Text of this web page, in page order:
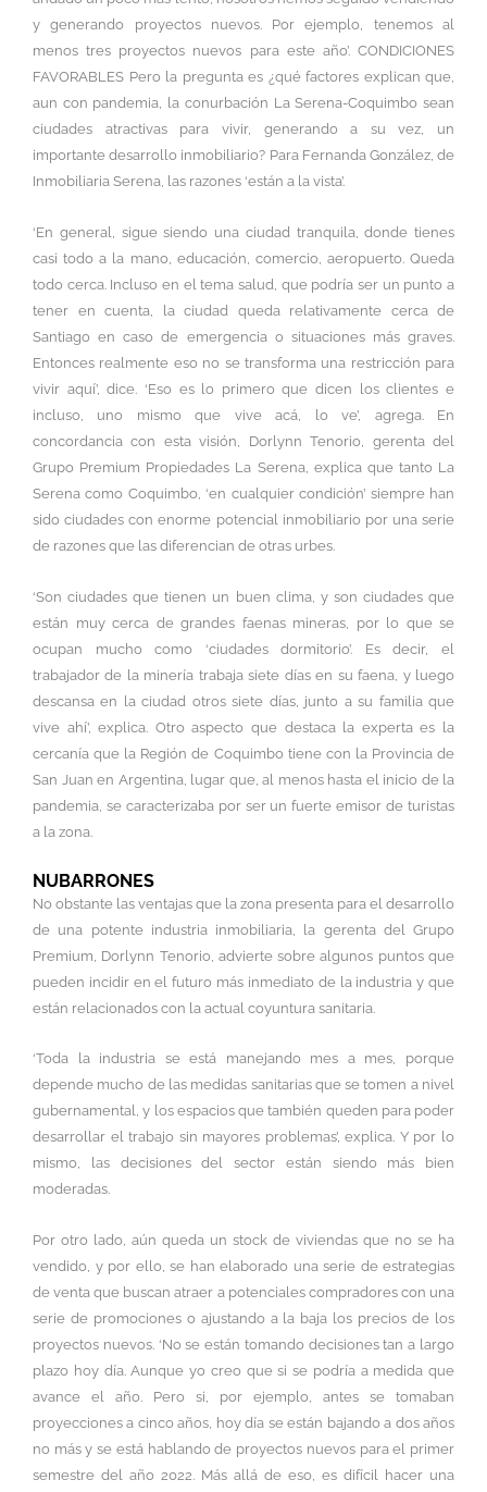
y generando proyectos nuevos. Por ejemplo, tenemos al
menos tres proyectos nuevos para este año’. CONDICIONES
FAVORABLES Pero la pregunta es ¿qué factores explican que,
aun con pandemia, la conurbación La Serena-Coquimbo sean
ciudades atractivas para vivir, generando a su vez, un
importante desarrollo inmobiliario? Para Fernanda González, de
Inmobiliaria Serena, las razones ‘están a la vista’.
‘En general, sigue siendo una ciudad tranquila, donde tienes
casi todo a la mano, educación, comercio, aeropuerto. Queda
todo cerca. Incluso en el tema salud, que podría ser un punto a
tener en cuenta, la ciudad queda relativamente cerca de
Santiago en caso de emergencia o situaciones más graves.
Entonces realmente eso no se transforma una restricción para
vivir aquí’, dice. ‘Eso es lo primero que dicen los clientes e
incluso, uno mismo que vive acá, lo ve’, agrega. En
concordancia con esta visión, Dorlynn Tenorio, gerenta del
Grupo Premium Propiedades La Serena, explica que tanto La
Serena como Coquimbo, ‘en cualquier condición’ siempre han
sido ciudades con enorme potencial inmobiliario por una serie
de razones que las diferencian de otras urbes.
‘Son ciudades que tienen un buen clima, y son ciudades que
están muy cerca de grandes faenas mineras, por lo que se
ocupan mucho como ‘ciudades dormitorio’. Es decir, el
trabajador de la minería trabaja siete días en su faena, y luego
descansa en la ciudad otros siete días, junto a su familia que
vive ahí’, explica. Otro aspecto que destaca la experta es la
cercanía que la Región de Coquimbo tiene con la Provincia de
San Juan en Argentina, lugar que, al menos hasta el inicio de la
pandemia, se caracterizaba por ser un fuerte emisor de turistas
a la zona.
NUBARRONES
No obstante las ventajas que la zona presenta para el desarrollo
de una potente industria inmobiliaria, la gerenta del Grupo
Premium, Dorlynn Tenorio, advierte sobre algunos puntos que
pueden incidir en el futuro más inmediato de la industria y que
están relacionados con la actual coyuntura sanitaria.
‘Toda la industria se está manejando mes a mes, porque
depende mucho de las medidas sanitarias que se tomen a nivel
gubernamental, y los espacios que también queden para poder
desarrollar el trabajo sin mayores problemas’, explica. Y por lo
mismo, las decisiones del sector están siendo más bien
moderadas.
Por otro lado, aún queda un stock de viviendas que no se ha
vendido, y por ello, se han elaborado una serie de estrategias
de venta que buscan atraer a potenciales compradores con una
serie de promociones o ajustando a la baja los precios de los
proyectos nuevos. ‘No se están tomando decisiones tan a largo
plazo hoy día. Aunque yo creo que si se podría a medida que
avance el año. Pero si, por ejemplo, antes se tomaban
proyecciones a cinco años, hoy día se están bajando a dos años
no más y se está hablando de proyectos nuevos para el primer
semestre del año 2022. Más allá de eso, es difícil hacer una